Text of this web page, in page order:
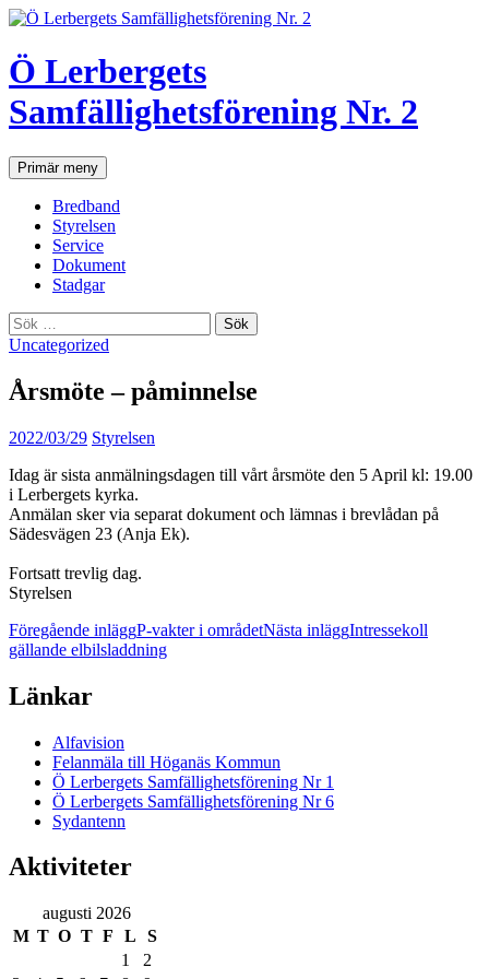
Hoppa
innehåll
Ö Lerbergets
Samfällighetsförening Nr. 2
SökPrimär meny
Bredband
Styrelsen
Service
Dokument
Stadgar
Sök
efter:
Uncategorized
Årsmöte – påminnelse
2022/03/29 Styrelsen
Idag är sista anmälningsdagen till vårt årsmöte den 5 April kl: 19.00
i Lerbergets kyrka.
Anmälan sker via separat dokument och lämnas i brevlådan på
Sädesvägen 23 (Anja Ek).
Fortsatt trevlig dag.
Styrelsen
Inläggsnavigering
Föregående inläggP-vakter i områdetNästa inläggIntressekoll
gällande elbilsladdning
Länkar
Alfavision
Felanmäla till Höganäs Kommun
Ö Lerbergets Samfällighetsförening Nr 1
Ö Lerbergets Samfällighetsförening Nr 6
Sydantenn
Aktiviteter
augusti 2026
M T O T F L
S
1
2